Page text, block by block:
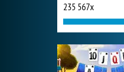
235 567x